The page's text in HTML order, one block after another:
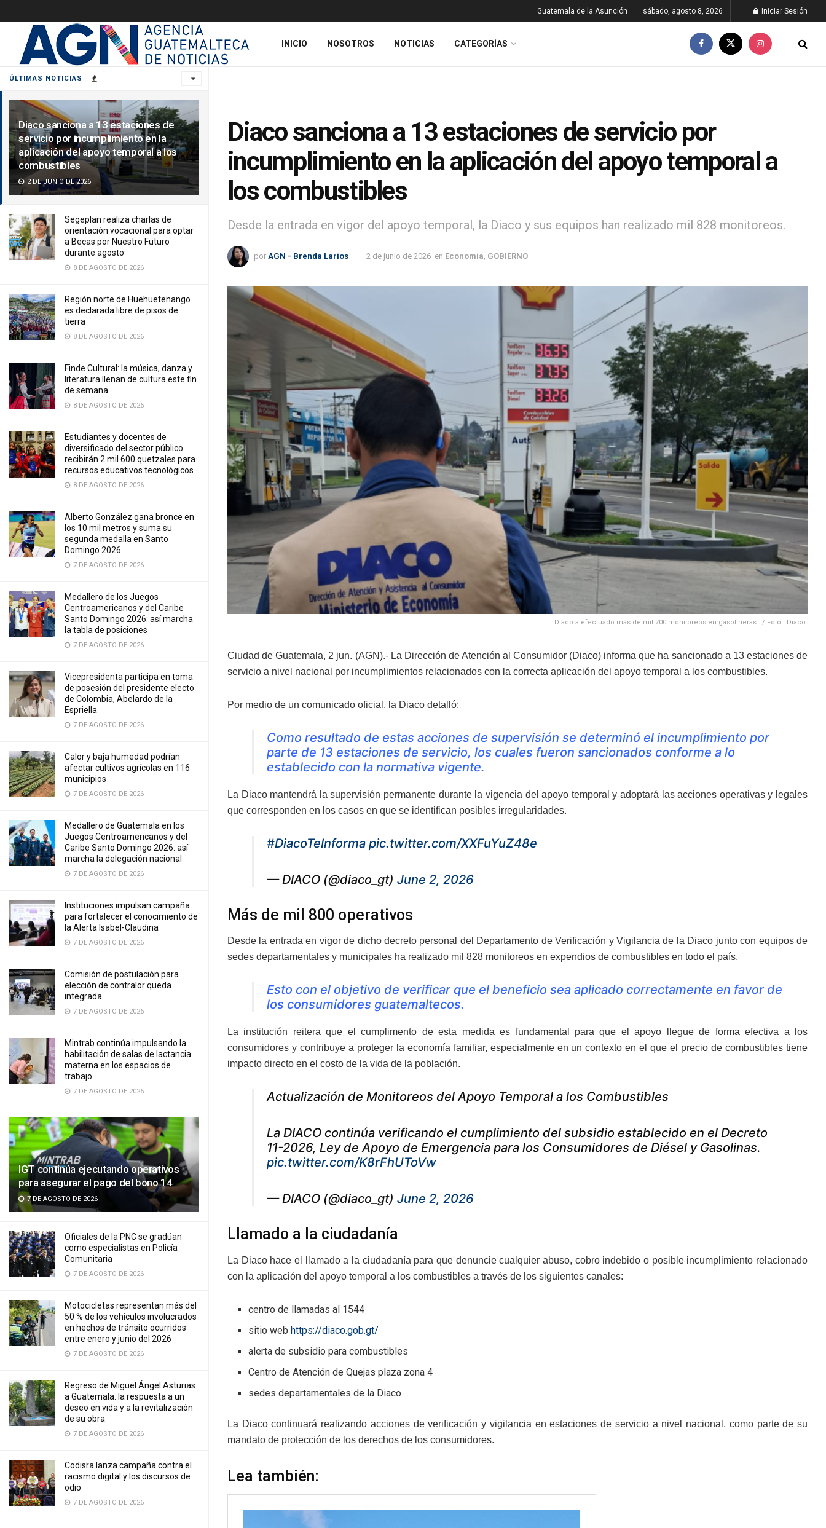
ÚLTIMAS NOTICIAS
Diaco sanciona a 13 estaciones de
servicio por incumplimiento en la
aplicación del apoyo temporal a los
combustibles
2 DE JUNIO DE 2026
Segeplan realiza charlas de
orientación vocacional para optar
a Becas por Nuestro Futuro
durante agosto
8 DE AGOSTO DE 2026
Región norte de Huehuetenango
es declarada libre de pisos de
tierra
8 DE AGOSTO DE 2026
Finde Cultural: la música, danza y
literatura llenan de cultura este fin
de semana
8 DE AGOSTO DE 2026
Estudiantes y docentes de
diversificado del sector público
recibirán 2 mil 600 quetzales para
recursos educativos tecnológicos
8 DE AGOSTO DE 2026
Alberto González gana bronce en
los 10 mil metros y suma su
segunda medalla en Santo
Domingo 2026
7 DE AGOSTO DE 2026
Medallero de los Juegos
Centroamericanos y del Caribe
Santo Domingo 2026: así marcha
la tabla de posiciones
7 DE AGOSTO DE 2026
Vicepresidenta participa en toma
de posesión del presidente electo
de Colombia, Abelardo de la
Espriella
7 DE AGOSTO DE 2026
Calor y baja humedad podrían
afectar cultivos agrícolas en 116
municipios
7 DE AGOSTO DE 2026
Medallero de Guatemala en los
Juegos Centroamericanos y del
Caribe Santo Domingo 2026: así
marcha la delegación nacional
7 DE AGOSTO DE 2026
Instituciones impulsan campaña
para fortalecer el conocimiento de
la Alerta Isabel-Claudina
7 DE AGOSTO DE 2026
Comisión de postulación para
elección de contralor queda
integrada
7 DE AGOSTO DE 2026
Mintrab continúa impulsando la
habilitación de salas de lactancia
materna en los espacios de
trabajo
7 DE AGOSTO DE 2026
IGT continúa ejecutando operativos
para asegurar el pago del bono 14
7 DE AGOSTO DE 2026
Oficiales de la PNC se gradúan
como especialistas en Policía
Comunitaria
7 DE AGOSTO DE 2026
Motocicletas representan más del
50 % de los vehículos involucrados
en hechos de tránsito ocurridos
entre enero y junio del 2026
7 DE AGOSTO DE 2026
Regreso de Miguel Ángel Asturias
a Guatemala: la respuesta a un
deseo en vida y a la revitalización
de su obra
7 DE AGOSTO DE 2026
Codisra lanza campaña contra el
racismo digital y los discursos de
odio
7 DE AGOSTO DE 2026
Guatemala de la Asunción sábado, agosto 8, 2026 Iniciar Sesión
INICIO NOSOTROS NOTICIAS CATEGORÍAS
Diaco sanciona a 13 estaciones de servicio por
incumplimiento en la aplicación del apoyo temporal a
los combustibles
Desde la entrada en vigor del apoyo temporal, la Diaco y sus equipos han realizado mil 828 monitoreos.
por AGN - Brenda Larios 2 de junio de 2026 en Economía GOBIERNO
Diaco a efectuado más de mil 700 monitoreos en gasolineras . / Foto : Diaco.
Ciudad de Guatemala, 2 jun. (AGN).- La Dirección de Atención al Consumidor (Diaco) informa que ha sancionado a 13 estaciones de
servicio a nivel nacional por incumplimientos relacionados con la correcta aplicación del apoyo temporal a los combustibles.
Por medio de un comunicado oficial, la Diaco detalló:
Como resultado de estas acciones de supervisión se determinó el incumplimiento por
parte de 13 estaciones de servicio, los cuales fueron sancionados conforme a lo
establecido con la normativa vigente.
La Diaco mantendrá la supervisión permanente durante la vigencia del apoyo temporal y adoptará las acciones operativas y legales
que corresponden en los casos en que se identifican posibles irregularidades.
#DiacoTeInforma pic.twitter.com/XXFuYuZ48e
— DIACO (@diaco_gt) June 2, 2026
Más de mil 800 operativos
Desde la entrada en vigor de dicho decreto personal del Departamento de Verificación y Vigilancia de la Diaco junto con equipos de
sedes departamentales y municipales ha realizado mil 828 monitoreos en expendios de combustibles en todo el país.
Esto con el objetivo de verificar que el beneficio sea aplicado correctamente en favor de
los consumidores guatemaltecos.
La institución reitera que el cumplimento de esta medida es fundamental para que el apoyo llegue de forma efectiva a los
consumidores y contribuye a proteger la economía familiar, especialmente en un contexto en el que el precio de combustibles tiene
impacto directo en el costo de la vida de la población.
Actualización de Monitoreos del Apoyo Temporal a los Combustibles
La DIACO continúa verificando el cumplimiento del subsidio establecido en el Decreto
11-2026, Ley de Apoyo de Emergencia para los Consumidores de Diésel y Gasolinas.
pic.twitter.com/K8rFhUToVw
— DIACO (@diaco_gt) June 2, 2026
Llamado a la ciudadanía
La Diaco hace el llamado a la ciudadanía para que denuncie cualquier abuso, cobro indebido o posible incumplimiento relacionado
con la aplicación del apoyo temporal a los combustibles a través de los siguientes canales:
centro de llamadas al 1544
sitio webhttps://diaco.gob.gt/
alerta de subsidio para combustibles
Centro de Atención de Quejas plaza zona 4
sedes departamentales de la Diaco
La Diaco continuará realizando acciones de verificación y vigilancia en estaciones de servicio a nivel nacional, como parte de su
mandato de protección de los derechos de los consumidores.
Lea también: